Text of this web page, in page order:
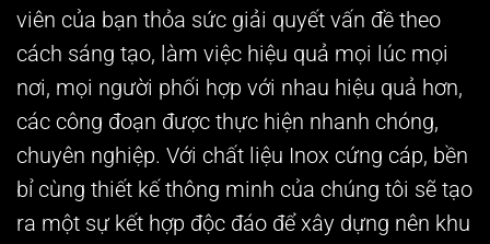
viên của bạn thỏa sức giải quyết vấn đề theo
cách sáng tạo, làm việc hiệu quả mọi lúc mọi
nơi, mọi người phối hợp với nhau hiệu quả hơn,
các công đoạn được thực hiện nhanh chóng,
chuyên nghiệp. Với chất liệu Inox cứng cáp, bền
bỉ cùng thiết kế thông minh của chúng tôi sẽ tạo
ra một sự kết hợp độc đáo để xây dựng nên khu